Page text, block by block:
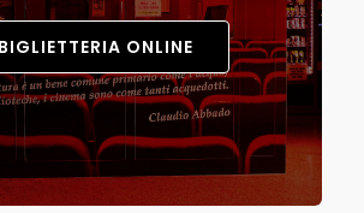
BIGLIETTERIA ONLINE